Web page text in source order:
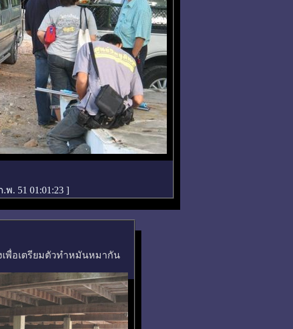
.พ. 51 01:01:23 ]
เพื่อเตรียมตัวทำหมันหมากัน